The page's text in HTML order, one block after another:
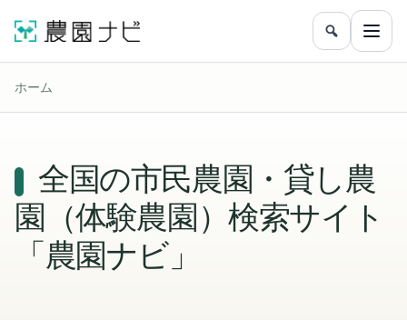
農園をフ
メニ
ホーム
全国の市民農園・貸し農
園（体験農園）検索サイト
「農園ナビ」